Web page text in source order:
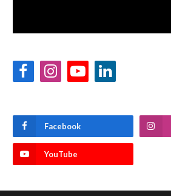
FacebookInstagramYouTubeLinkedIn
Facebook
YouTube